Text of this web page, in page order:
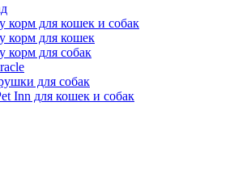
корм для кошек и собак
корм для кошек
корм для собак
для собак
Inn для кошек и собак